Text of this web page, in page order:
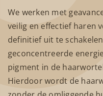
We werken met
veilig en effectief haren
definitief uit te
geconcentreerde
pigment in de
Hierdoor wordt de